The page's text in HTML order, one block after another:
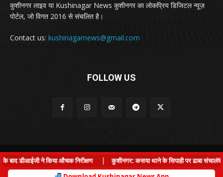
कुशीनगर लाइव या Kushinagar News कुशीनगर का लोकप्रिय डिजिटल न्यूज़
पोर्टल, जो विगत 2016 से संचलित है।
Contact us: kushinagarnews@gmail.com
FOLLOW US
© Kushinagar Live - 2022 ×
बाद डीआईजी ने किया औचक निरीक्षण
कुशीनगर: कसया थाने के सिपाही पर ढाबा संचालक